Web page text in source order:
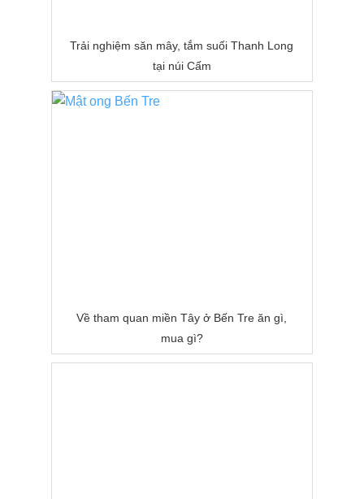
Trải nghiệm săn mây, tắm suối Thanh Long
tại núi Cấm
Về tham quan miền Tây ở Bến Tre ăn gì,
mua gì?